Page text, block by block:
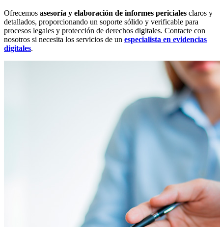
Ofrecemos asesoría y elaboración de informes periciales claros y
detallados, proporcionando un soporte sólido y verificable para
procesos legales y protección de derechos digitales. Contacte con
nosotros si necesita los servicios de un especialista en evidencias
digitales.